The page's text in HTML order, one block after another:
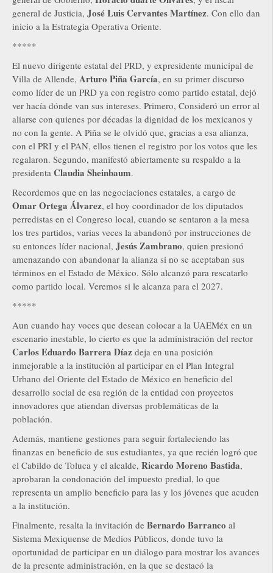
general de Justicia, José Luis Cervantes Martínez. Con ello dan
inicio a la Estrategia Operativa Oriente.
*****
El nuevo dirigente estatal del PRD, y expresidente municipal de
Villa de Allende, Arturo Piña García, en su primer discurso
como líder de un PRD ya con registro como partido estatal, dejó
ver hacía dónde van sus intereses. Primero, Consideró un error al
aliarse con quienes por décadas la dignidad de los mexicanos y
no con la gente. A Piña se le olvidó que, gracias a esa alianza,
con el PRI y el PAN, ellos tienen el registro por los votos que les
regalaron. Segundo, manifestó abiertamente su respaldo a la
presidenta Claudia Sheinbaum.
Recordemos que en las negociaciones estatales, a cargo de
Omar Ortega Álvarez, el hoy coordinador de los diputados
perredistas en el Congreso local, cuando se sentaron a la mesa
los tres partidos, varias veces la abandonó por instrucciones de
su entonces líder nacional, Jesús Zambrano, quien presionó
amenazando con abandonar la alianza si no se aceptaban sus
términos en el Estado de México. Sólo alcanzó para rescatarlo
como partido local. Veremos si le alcanza para el 2027.
*****
Aun cuando hay voces que desean colocar a la UAEMéx en un
escenario inestable, lo cierto es que la administración del rector
Carlos Eduardo Barrera Díaz deja en una posición
inmejorable a la institución al participar en el Plan Integral
Urbano del Oriente del Estado de México en beneficio del
desarrollo social de esa región de la entidad con proyectos
innovadores que atiendan diversas problemáticas de la
población.
Además, mantiene gestiones para seguir fortaleciendo las
finanzas en beneficio de sus estudiantes, ya que recién logró que
el Cabildo de Toluca y el alcalde, Ricardo Moreno Bastida,
aprobaran la condonación del impuesto predial, lo que
representa un amplio beneficio para las y los jóvenes que acuden
a la institución.
Finalmente, resalta la invitación de Bernardo Barranco al
Sistema Mexiquense de Medios Públicos, donde tuvo la
oportunidad de participar en un diálogo para mostrar los avances
de la presente administración, en la que se destacó la